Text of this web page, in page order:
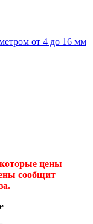
от 4 до 16 мм
цены
сообщит